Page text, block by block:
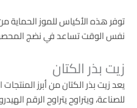
توفر هذه الأكياس للموز الحماية
نفس الوقت تساعد في نضج
زيت بذر الكتان
يعد زيت بذر الكتان من أبرز
للصناعة، ويتراوح يتراوح الرقم الهيدروجيني